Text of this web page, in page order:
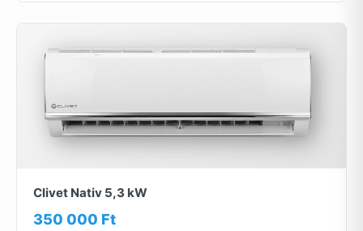
Clivet Nativ 5,3 kW
350 000 Ft